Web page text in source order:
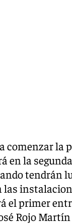
comenzar
en la
tendrán
el primer
Rojo Martín